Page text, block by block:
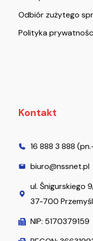
Odbiór zużytego
Polityka
Kontakt
16 888 3 888
biuro@nssnet.pl
ul. Śnigurskiego
37-700 Przemyśl
NIP: 5170379159